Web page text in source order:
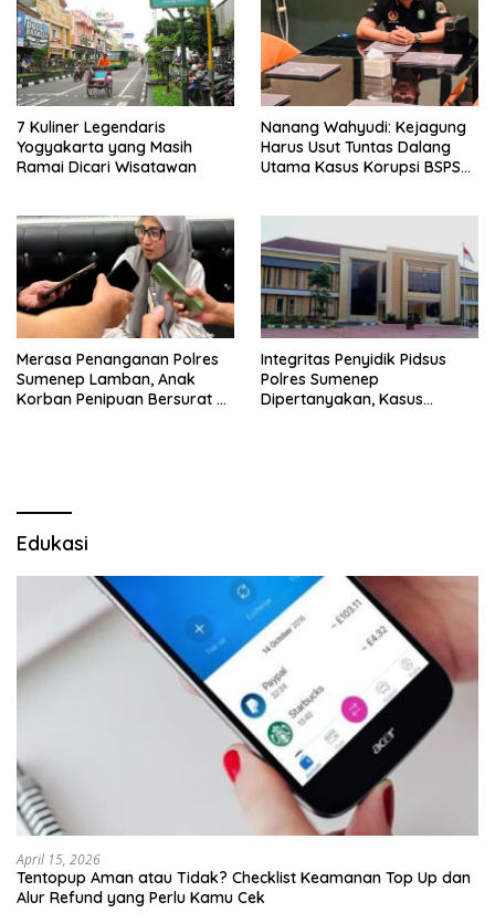
7 Kuliner Legendaris
Yogyakarta yang Masih
Ramai Dicari Wisatawan
Nanang Wahyudi: Kejagung
Harus Usut Tuntas Dalang
Utama Kasus Korupsi BSPS
Merasa Penanganan Polres
Sumenep Lamban, Anak
Korban Penipuan Bersurat ke
Integritas Penyidik Pidsus
Polres Sumenep
Dipertanyakan, Kasus
Edukasi
April 15, 2026
Tentopup Aman atau Tidak? Checklist Keamanan Top Up dan
Alur Refund yang Perlu Kamu Cek